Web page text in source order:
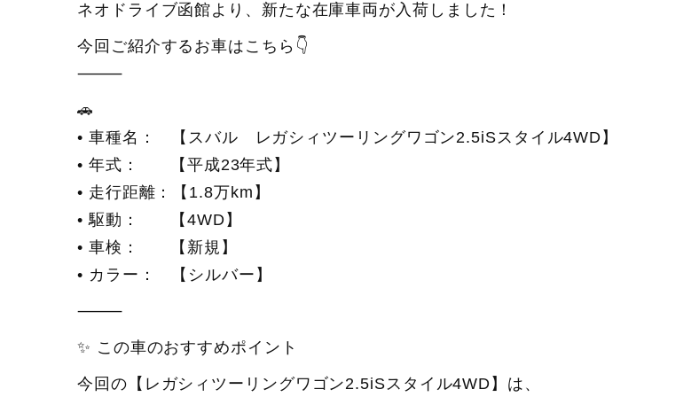
ネオドライブ函館より、新たな在庫車両が入荷しました！
今回ご紹介するお車はこちら👇
⸻
🚗
• 車種名： 【スバル レガシィツーリングワゴン2.5iSスタイル4WD】
• 年式： 【平成23年式】
• 走行距離：【1.8万km】
• 駆動： 【4WD】
• 車検： 【新規】
• カラー： 【シルバー】
⸻
✨ この車のおすすめポイント
今回の【レガシィツーリングワゴン2.5iSスタイル4WD】は、